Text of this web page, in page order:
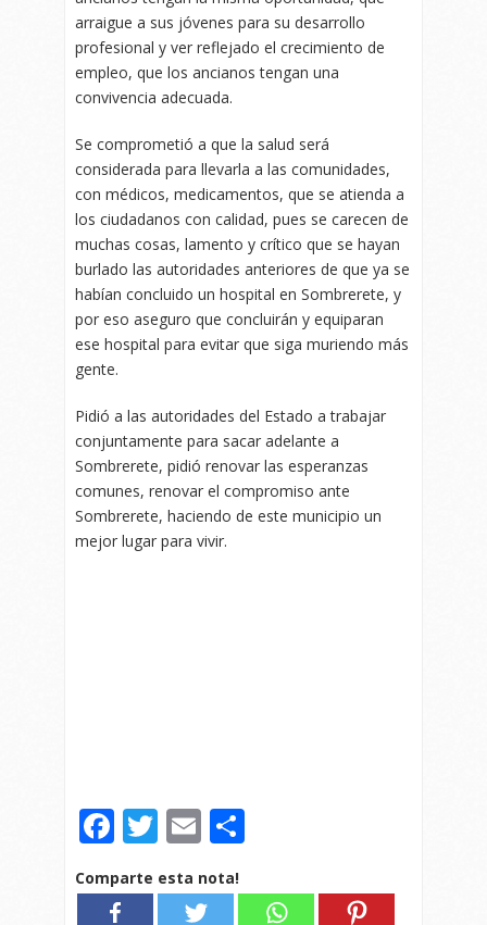
arraigue a sus jóvenes para su desarrollo
profesional y ver reflejado el crecimiento de
empleo, que los ancianos tengan una
convivencia adecuada.
Se comprometió a que la salud será
considerada para llevarla a las comunidades,
con médicos, medicamentos, que se atienda a
los ciudadanos con calidad, pues se carecen de
muchas cosas, lamento y crítico que se hayan
burlado las autoridades anteriores de que ya se
habían concluido un hospital en Sombrerete, y
por eso aseguro que concluirán y equiparan
ese hospital para evitar que siga muriendo más
gente.
Pidió a las autoridades del Estado a trabajar
conjuntamente para sacar adelante a
Sombrerete, pidió renovar las esperanzas
comunes, renovar el compromiso ante
Sombrerete, haciendo de este municipio un
mejor lugar para vivir.
Facebook
Twitter
Email
Comparte esta nota!